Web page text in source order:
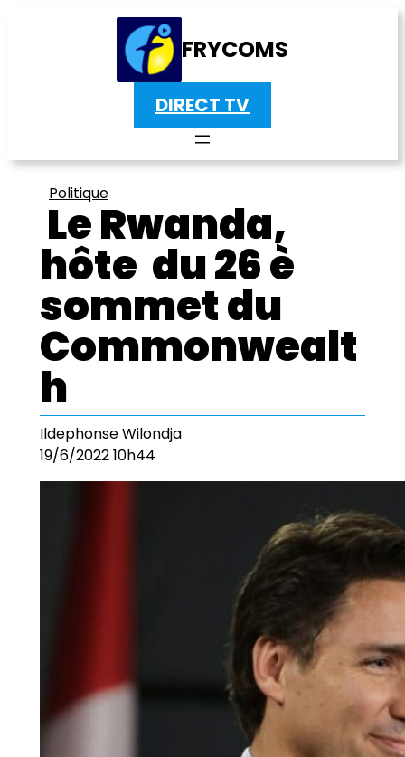
FRYCOMS
DIRECT TV
Politique
Le Rwanda,
hôte du 26 è
sommet du
Commonwealt
h
Ildephonse Wilondja
19/6/2022 10h44